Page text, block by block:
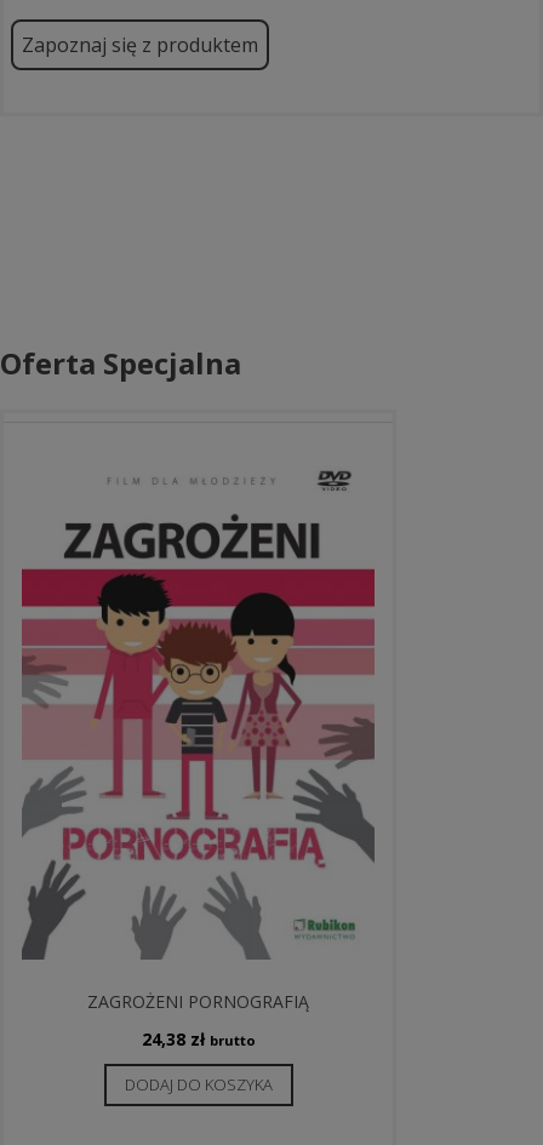
Zapoznaj się z produktem
Oferta Specjalna
ZAGROŻENI PORNOGRAFIĄ
24,38 zł brutto
DODAJ DO KOSZYKA